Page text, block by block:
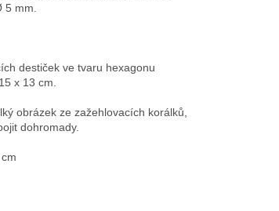
5 mm.
destiček ve tvaru hexagonu
x 13 cm.
obrázek ze zažehlovacích korálků,
dohromady.